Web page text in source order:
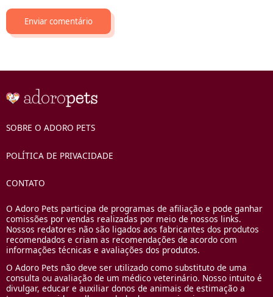
SOBRE O ADORO PETS
POLÍTICA DE PRIVACIDADE
CONTATO
O Adoro Pets participa de programas de afiliação e pode ganhar
comissões por vendas realizadas por meio de nossos links.
Nossos redatores não são ligados aos fabricantes dos produtos
recomendados e criam as recomendações de acordo com
informações técnicas e avaliações dos produtos.
O Adoro Pets não deve ser utilizado como substituto de uma
consulta ou avaliação de um médico veterinário. Nosso intuito é
divulgar, educar e auxiliar donos de animais de estimação a